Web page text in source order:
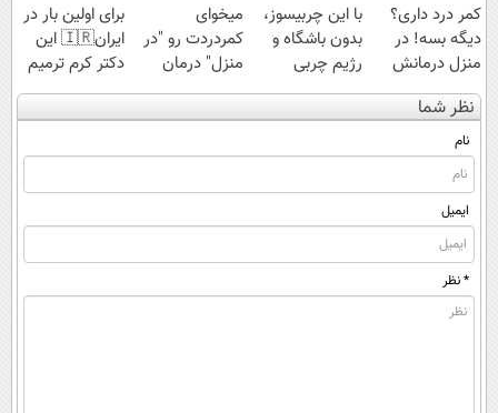
کمر درد داری؟
دیگه بسه! در
منزل درمانش
کن
(◀پرسش‌نامه)
با این چربیسوز،
بدون باشگاه و
رژیم چربی
هایتان را آب
کنید!
میخوای
کمردردت رو "در
منزل" درمان
کنی؟ (◂فیلم +
◂پرسش‌نامه)
برای اولین بار در
ایران🇮🇷 این
دکتر کرم ترمیم
کننده 23 روزه
ساخت!
نظر شما
نام
ایمیل
* نظر